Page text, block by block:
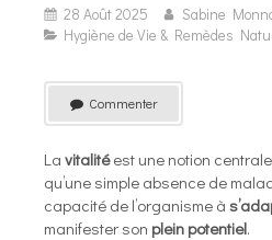
28 Août 2025
Sabine
Hygiène de Vie & Remèdes
Commenter
La vitalitéest une notion
qu’une simple absence de
capacité de l’organisme à
manifester son plein potentiel.